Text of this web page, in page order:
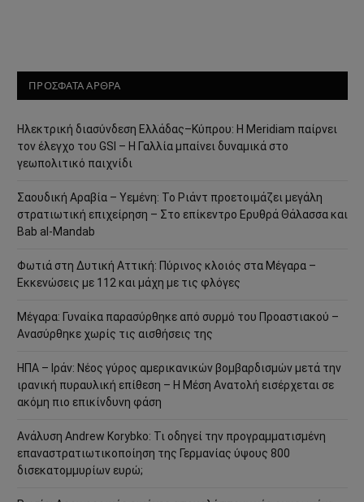
ΠΡΟΣΦΑΤΑ ΑΡΘΡΑ
Ηλεκτρική διασύνδεση Ελλάδας–Κύπρου: Η Meridiam παίρνει
τον έλεγχο του GSI – Η Γαλλία μπαίνει δυναμικά στο
γεωπολιτικό παιχνίδι
Σαουδική Αραβία – Υεμένη: Το Ριάντ προετοιμάζει μεγάλη
στρατιωτική επιχείρηση – Στο επίκεντρο Ερυθρά Θάλασσα και
Bab al-Mandab
Φωτιά στη Δυτική Αττική: Πύρινος κλοιός στα Μέγαρα –
Εκκενώσεις με 112 και μάχη με τις φλόγες
Μέγαρα: Γυναίκα παρασύρθηκε από συρμό του Προαστιακού –
Ανασύρθηκε χωρίς τις αισθήσεις της
ΗΠΑ – Ιράν: Νέος γύρος αμερικανικών βομβαρδισμών μετά την
ιρανική πυραυλική επίθεση – Η Μέση Ανατολή εισέρχεται σε
ακόμη πιο επικίνδυνη φάση
Ανάλυση Andrew Korybko: Τι οδηγεί την προγραμματισμένη
επαναστρατιωτικοποίηση της Γερμανίας ύψους 800
δισεκατομμυρίων ευρώ;